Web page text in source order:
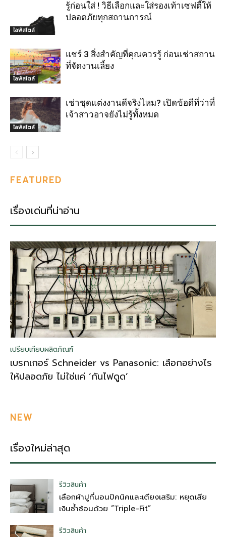
ไลฟ์สไตล์
รู้ก่อนใส่ ! วิธีเลือกและใส่รองเท้าเซฟตี้ให้
ปลอดภัยทุกสถานการณ์
ไลฟ์สไตล์
แชร์ 3 สิ่งสำคัญที่คุณควรรู้ ก่อนเช่าสถาน
ที่จัดงานเลี้ยง
ไลฟ์สไตล์
เช่าชุดแต่งงานดีจริงไหม? เปิดข้อดีที่ว่าที่
เจ้าสาวอาจยังไม่รู้ทั้งหมด
FEATURED
เรื่องเด่นที่น่าอ่าน
เปรียบเทียบผลิตภัณฑ์
เบรกเกอร์ Schneider vs Panasonic: เลือกอย่างไร
ให้ปลอดภัย ไม่ใช่แค่ ‘กันไฟดูด’
NEW
เรื่องใหม่ล่าสุด
รีวิวสินค้า
เลือกผ้าปูที่นอนปิคนิคและเตียงเสริม: หยุดเสีย
เงินซ้ำซ้อนด้วย “Triple-Fit”
รีวิวสินค้า